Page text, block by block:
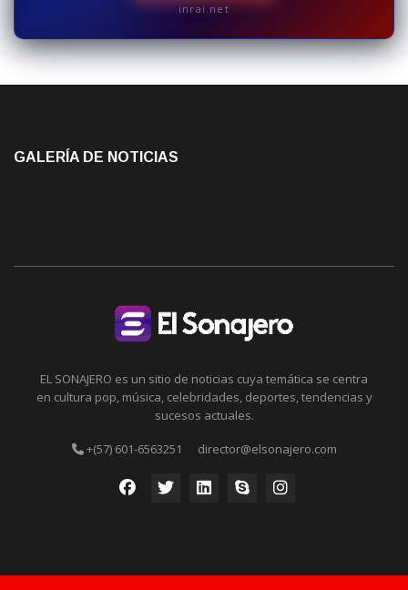
inrai.net
GALERÍA DE NOTICIAS
EL SONAJERO es un sitio de noticias cuya temática se centra
en cultura pop, música, celebridades, deportes, tendencias y
sucesos actuales.
+(57) 601-6563251 director@elsonajero.com